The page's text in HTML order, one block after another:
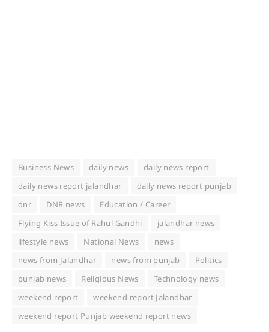
Business News daily news
daily news report
daily news report jalandhar
daily news report punjab
dnr
DNR news
Education / Career
Flying Kiss Issue of Rahul Gandhi
jalandhar news
lifestyle news
National News
news
news from Jalandhar
news from punjab
Politics
punjab news
Religious News
Technology news
weekend report
weekend report Jalandhar
weekend report Punjab weekend report news